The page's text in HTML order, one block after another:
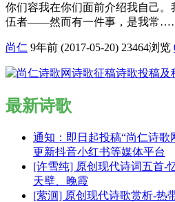
你们容我在你们面前介绍我自己
伍者——然而有一件事，是我常
尚仁 9年前 (2017-05-20) 23464浏览
最新诗歌
通知：即日起投稿“尚仁诗歌
更新抖音小红书等媒体平台
[许雪纯] 原创现代诗词五首-
天壁、晚霞
[萦洄] 原创现代诗歌赏析-热